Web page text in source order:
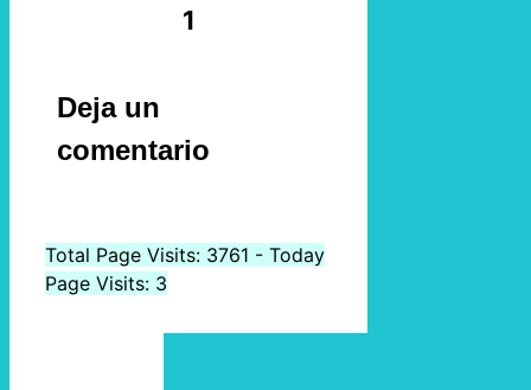
1
Deja un
comentario
Total Page Visits: 3761 - Today
Page Visits: 3